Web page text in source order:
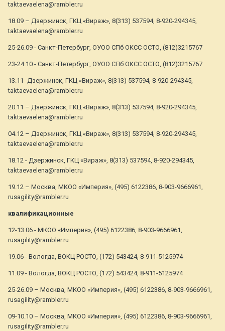
taktaevaelena@rambler.ru
18.09 – Дзержинск, ГКЦ «Вираж», 8(313) 537594, 8-920-294345,
taktaevaelena@rambler.ru
25-26.09 - Санкт-Петербург, ОУОО СПб ОКСС ОСТО, (812)3215767
23-24.10 - Санкт-Петербург, ОУОО СПб ОКСС ОСТО, (812)3215767
13.11- Дзержинск, ГКЦ «Вираж», 8(313) 537594, 8-920-294345,
taktaevaelena@rambler.ru
20.11 – Дзержинск, ГКЦ «Вираж», 8(313) 537594, 8-920-294345,
taktaevaelena@rambler.ru
04.12 – Дзержинск, ГКЦ «Вираж», 8(313) 537594, 8-920-294345,
taktaevaelena@rambler.ru
18.12 - Дзержинск, ГКЦ «Вираж», 8(313) 537594, 8-920-294345,
taktaevaelena@rambler.ru
19.12 – Москва, МКОО «Империя», (495) 6122386, 8-903-9666961,
rusagility@rambler.ru
квалификационные
12-13.06 - МКОО «Империя», (495) 6122386, 8-903-9666961,
rusagility@rambler.ru
19.06 - Вологда, ВОКЦ РОСТО, (172) 543424, 8-911-5125974
11.09 - Вологда, ВОКЦ РОСТО, (172) 543424, 8-911-5125974
25-26.09 – Москва, МКОО «Империя», (495) 6122386, 8-903-9666961,
rusagility@rambler.ru
09-10.10 – Москва, МКОО «Империя», (495) 6122386, 8-903-9666961,
rusagility@rambler.ru